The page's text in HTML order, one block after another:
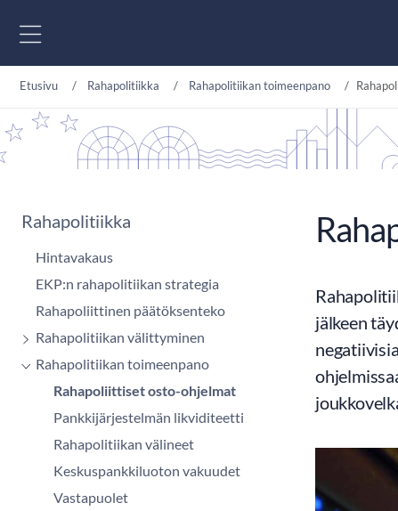
Etusivu Rahapolitiikka Rahapolitiikan toimeenpano
Rahapolitiikka
Hintavakaus
EKP:n rahapolitiikan strategia
Rahapoliittinen päätöksenteko
Rahapolitiikan välittyminen
Rahapolitiikan toimeenpano
Rahapoliittiset osto-ohjelmat
Pankkijärjestelmän likviditeetti
Rahapolitiikan välineet
Keskuspankkiluoton vakuudet
Vastapuolet
jälkeen